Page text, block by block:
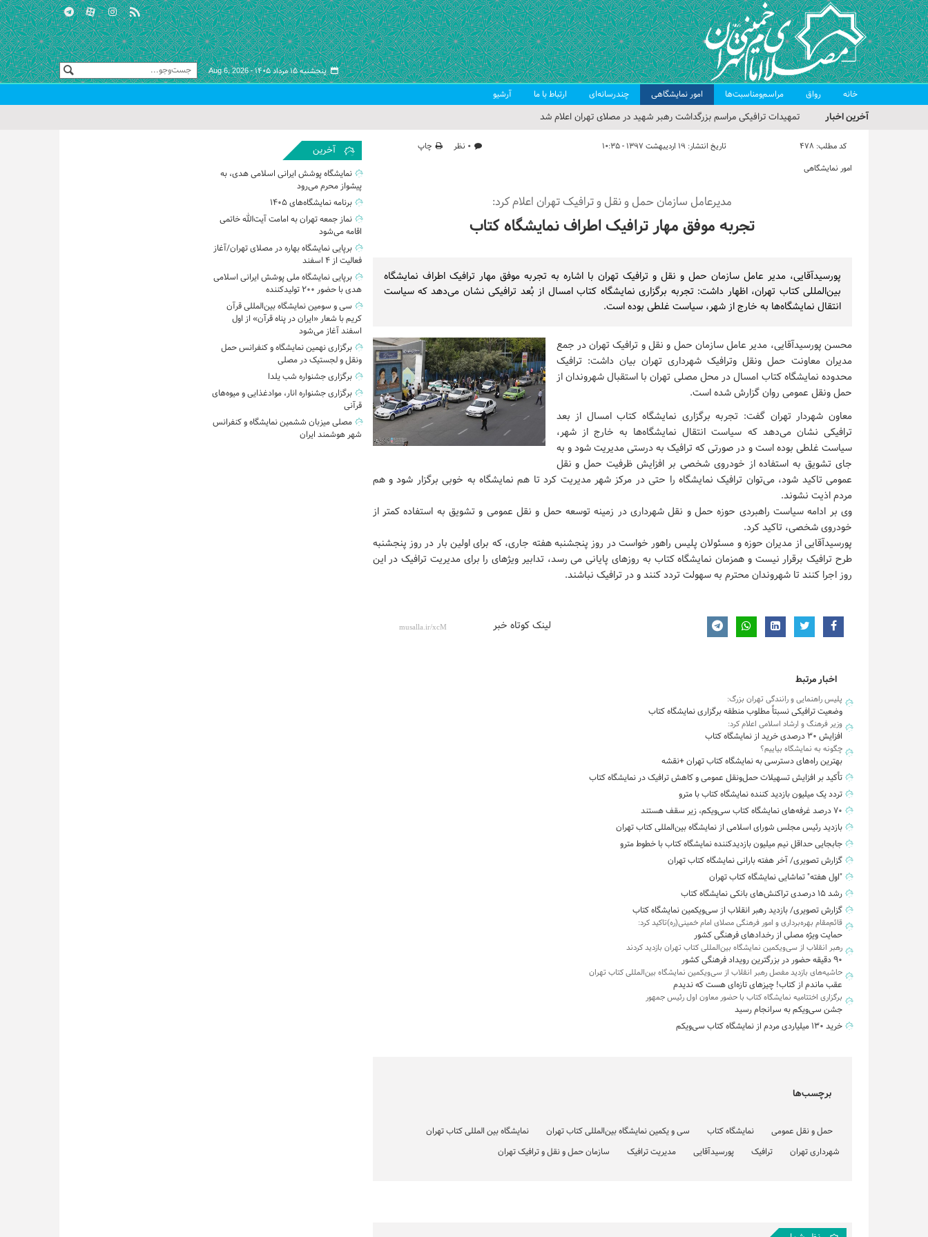
پنجشنبه ۱۵ مرداد ۱۴۰۵ - Aug 6, 2026
خانه رواق مراسم‌ومناسبت‌ها امور نمایشگاهی چندرسانه‌ای ارتباط با ما آرشیو
آخرین اخبار
تمهیدات ترافیکی مراسم بزرگداشت رهبر شهید در مصلای تهران اعلام شد
حجت‌الاسلام حاج علی‌اکبری؛ خطیب این هفته نماز جمعه تهران
گزارش تصویری| مراسم بزرگداشت آقای شهید ایران
کد مطلب: 478 تاریخ انتشار: ۱۹ اردیبهشت ۱۳۹۷ - ۱۰:۳۵ ۰ نظر
چاپ
امور نمایشگاهی
مدیرعامل سازمان حمل و نقل و ترافیک تهران اعلام کرد:
تجربه موفق مهار ترافیک اطراف نمایشگاه کتاب
پورسیدآقایی، مدیر عامل سازمان حمل و نقل و ترافیک تهران با اشاره به تجربه موفق مهار ترافیک اطراف نمایشگاه
بین‌المللی کتاب تهران، اظهار داشت: تجربه برگزاری نمایشگاه کتاب امسال از بُعد ترافیکی نشان می‌دهد که سیاست
انتقال نمایشگاه‌ها به خارج از شهر، سیاست غلطی بوده است.
محسن پورسیدآقایی، مدیر عامل سازمان حمل و نقل و ترافیک تهران در جمع
مدیران معاونت حمل ونقل وترافیک شهرداری تهران بیان داشت: ترافیک
محدوده نمایشگاه کتاب امسال در محل مصلی تهران با استقبال شهروندان از
حمل ونقل عمومی روان گزارش شده است.
معاون شهردار تهران گفت: تجربه برگزاری نمایشگاه کتاب امسال از بعد
ترافیکی نشان می‌دهد که سیاست انتقال نمایشگاه‌ها به خارج از شهر،
سیاست غلطی بوده است و در صورتی که ترافیک به درستی مدیریت شود و به
جای تشویق به استفاده از خودروی شخصی بر افزایش ظرفیت حمل و نقل
عمومی تاکید شود، می‌توان ترافیک نمایشگاه را حتی در مرکز شهر مدیریت کرد تا هم نمایشگاه به خوبی برگزار شود و هم
مردم اذیت نشوند.
وی بر ادامه سیاست راهبردی حوزه حمل و نقل شهرداری در زمینه توسعه حمل و نقل عمومی و تشویق به استفاده کمتر از
خودروی شخصی، تاکید کرد.
پورسیدآقایی از مدیران حوزه و مسئولان پلیس راهور خواست در روز پنجشنبه هفته جاری، که برای اولین بار در روز پنجشنبه
طرح ترافیک برقرار نیست و همزمان نمایشگاه کتاب به روزهای پایانی می رسد، تدابیر ویژهای را برای مدیریت ترافیک در این
روز اجرا کنند تا شهروندان محترم به سهولت تردد کنند و در ترافیک نباشند.
لینک کوتاه خبر
اخبار مرتبط
پلیس راهنمایی و رانندگی تهران بزرگ:
وضعیت ترافیکی نسبتاً مطلوب منطقه برگزاری نمایشگاه کتاب
وزیر فرهنگ و ارشاد اسلامی اعلام کرد:
افزایش ۳۰ درصدی خرید از نمایشگاه کتاب
چگونه به نمایشگاه بیاییم؟
بهترین راه‌های دسترسی به نمایشگاه کتاب تهران +نقشه
تأکید بر افزایش تسهیلات حمل‌ونقل عمومی و کاهش ترافیک در نمایشگاه کتاب
تردد یک میلیون بازدید کننده نمایشگاه کتاب با مترو
۷۰ درصد غرفه‌های نمایشگاه کتاب سی‌ویکم، زیر سقف هستند
بازدید رئیس مجلس شورای اسلامی از نمایشگاه بین‌المللی کتاب تهران
جابجایی حداقل نیم میلیون بازدیدکننده نمایشگاه کتاب با خطوط مترو
گزارش تصویری/ آخر هفته بارانی نمایشگاه کتاب تهران
"اول هفته" تماشایی نمایشگاه کتاب تهران
رشد ۱۵ درصدی تراکنش‌های بانکی نمایشگاه کتاب
گزارش تصویری/ بازدید رهبر انقلاب از سی‌ویکمین نمایشگاه کتاب
قائم‌مقام بهره‌برداری و امور فرهنگی مصلای امام خمینی(ره)تاکید کرد:
حمایت ویژه مصلی از رخدادهای فرهنگی کشور
رهبر انقلاب از سی‌ویکمین نمایشگاه بین‌المللی کتاب تهران بازدید کردند
90 دقیقه حضور در بزرگترین رویداد فرهنگی کشور
حاشیه‌های بازدید مفصل رهبر انقلاب از سی‌ویکمین نمایشگاه بین‌المللی کتاب تهران
عقب ماندم از کتاب! چیزهای تازه‌ای هست که ندیدم
برگزاری اختتامیه نمایشگاه کتاب با حضور معاون اول رئیس جمهور
جشن سی‌ویکم به سرانجام رسید
خرید ۱۳۰ میلیاردی مردم از نمایشگاه کتاب سی‌ویکم
برچسب‌ها
حمل و نقل عمومی نمایشگاه کتاب سی و یکمین نمایشگاه بین‌المللی کتاب تهران
نمایشگاه بین المللی کتاب تهران
شهرداری تهران
ترافیک پورسیدآقایی مدیریت ترافیک سازمان حمل و نقل و ترافیک تهران
آخرین
نمایشگاه پوشش ایرانی اسلامی هدی، به
پیشواز محرم می‌رود
برنامه نمایشگاه‌های ۱۴۰۵
نماز جمعه تهران به امامت آیت‌الله خاتمی
اقامه می‌شود
برپایی نمایشگاه بهاره در مصلای تهران/آغاز
فعالیت از ۴ اسفند
برپایی نمایشگاه ملی پوشش ایرانی اسلامی
هدی با حضور ۲۰۰ تولیدکننده
سی و سومین نمایشگاه بین‌المللی قرآن
کریم با شعار «ایران در پناه قرآن» از اول
اسفند آغاز می‌شود
برگزاری نهمین نمایشگاه و کنفرانس حمل‌
ونقل و لجستیک در مصلی
برگزاری جشنواره شب یلدا
برگزاری جشنواره انار، موادغذایی و میوه‌های
قرآنی
مصلی میزبان ششمین نمایشگاه و کنفرانس
شهر هوشمند ایران